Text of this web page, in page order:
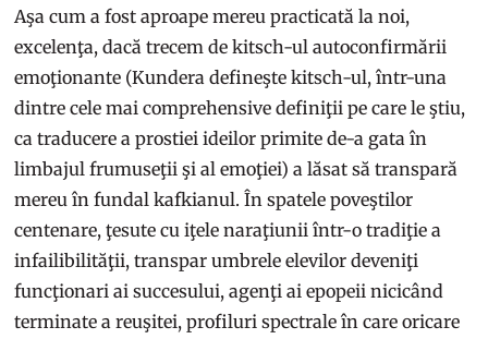
Aşa cum a fost aproape mereu practicată la noi,
excelenţa, dacă trecem de kitsch-ul autoconfirmării
emoţionante (Kundera defineşte kitsch-ul, într-una
dintre cele mai comprehensive definiţii pe care le ştiu,
ca traducere a prostiei ideilor primite de-a gata în
limbajul frumuseţii şi al emoţiei) a lăsat să transpară
mereu în fundal kafkianul. În spatele poveştilor
centenare, ţesute cu iţele naraţiunii într-o tradiţie a
infailibilităţii, transpar umbrele elevilor deveniţi
funcţionari ai succesului, agenţi ai epopeii nicicând
terminate a reuşitei, profiluri spectrale în care oricare